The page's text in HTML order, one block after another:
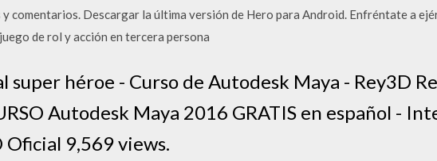
comentarios. Descargar la última versión de Hero para Android. Enfréntate a
de rol y acción en tercera persona
super héroe - Curso de Autodesk Maya - Rey3D
Autodesk Maya 2016 GRATIS en español -
9,569 views.